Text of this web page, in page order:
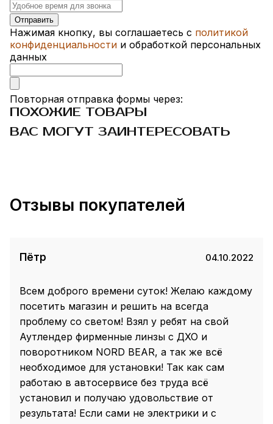
Нажимая кнопку, вы соглашаетесь с политикой
конфиденциальности и обработкой персональных
данных
Повторная отправка формы через:
ПОХОЖИЕ ТОВАРЫ
ВАС МОГУТ ЗАИНТЕРЕСОВАТЬ
Отзывы покупателей
Пётр 04.10.2022
Всем доброго времени суток! Желаю каждому
посетить магазин и решить на всегда
проблему со светом! Взял у ребят на свой
Аутлендер фирменные линзы с ДХО и
поворотником NORD BEAR, а так же всё
необходимое для установки! Так как сам
работаю в автосервисе без труда всё
установил и получаю удовольствие от
результата! Если сами не электрики и с